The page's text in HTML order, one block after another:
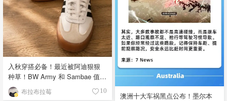
入秋穿搭必备！最近被阿迪狠狠
种草！BW Army 和 Sambae 值得
拥有！布拉布拉莓 10
澳洲十大车祸黑点公布！墨尔本